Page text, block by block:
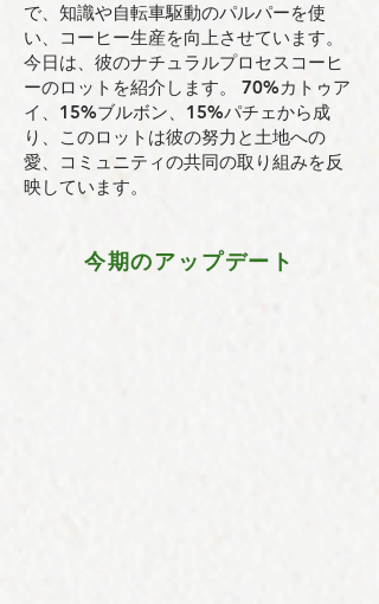
で、知識や自転車駆動のパルパーを使
い、コーヒー生産を向上させています。
今日は、彼のナチュラルプロセスコーヒ
ーのロットを紹介します。 70%カトゥア
イ、15%ブルボン、15%パチェから成
り、このロットは彼の努力と土地への
愛、コミュニティの共同の取り組みを反
映しています。
今期のアップデート